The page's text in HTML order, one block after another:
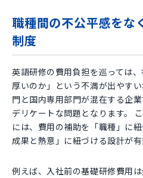
職種間の不公平感をな
制度
英語研修の費用負担を巡っては
厚いのか」という不満が出やす
門と国内専用部門が混在する企
デリケートな問題となります。
には、費用の補助を「職種」に
成果と熱意」に紐づける設計が有
例えば、入社前の基礎研修費用